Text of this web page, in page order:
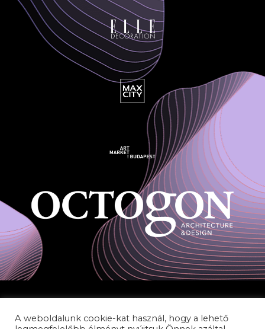
A weboldalunk cookie-kat használ, hogy a lehető